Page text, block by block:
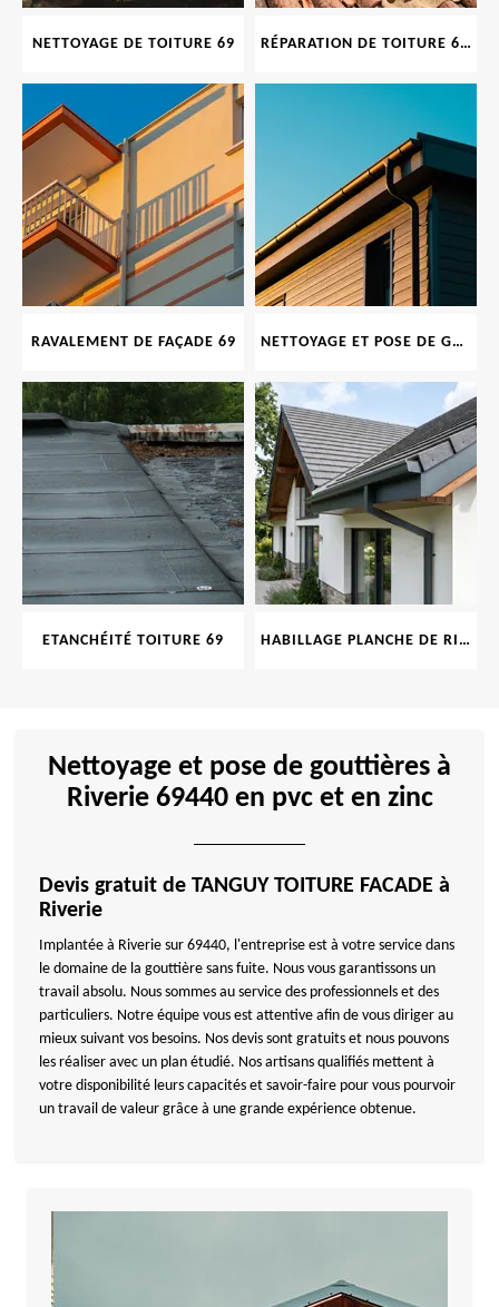
NETTOYAGE DE TOITURE 69 RÉPARATION DE TOITURE 69 RHONE, TUILES CASSÉES OU ABIMÉES
RAVALEMENT DE FAÇADE 69 NETTOYAGE ET POSE DE GOUTTIÈRE 69
ETANCHÉITÉ TOITURE 69 HABILLAGE PLANCHE DE RIVE 69
Nettoyage et pose de gouttières à
Riverie 69440 en pvc et en zinc
Devis gratuit de TANGUY TOITURE FACADE à
Riverie
Implantée à Riverie sur 69440, l'entreprise est à votre service dans
le domaine de la gouttière sans fuite. Nous vous garantissons un
travail absolu. Nous sommes au service des professionnels et des
particuliers. Notre équipe vous est attentive afin de vous diriger au
mieux suivant vos besoins. Nos devis sont gratuits et nous pouvons
les réaliser avec un plan étudié. Nos artisans qualifiés mettent à
votre disponibilité leurs capacités et savoir-faire pour vous pourvoir
un travail de valeur grâce à une grande expérience obtenue.